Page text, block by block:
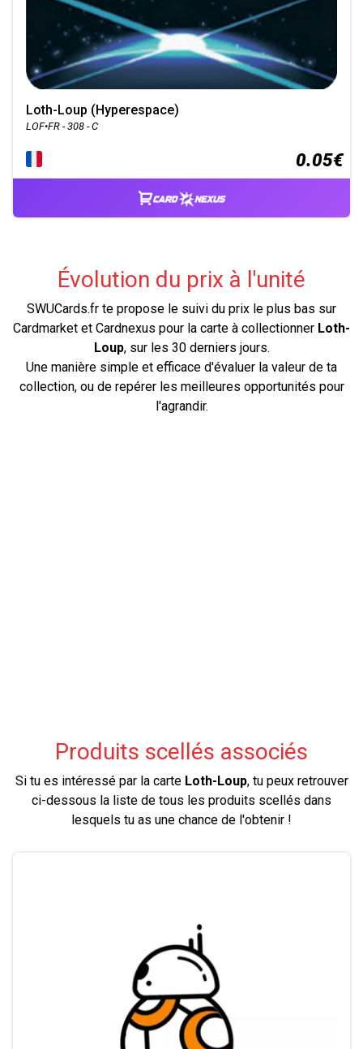
Loth-Loup (Hyperespace)
LOF•FR - 308 - C
0.05€
Évolution du prix à l'unité
SWUCards.fr te propose le suivi du prix le plus bas sur
Cardmarket et Cardnexus pour la carte à collectionner Loth-
Loup, sur les 30 derniers jours.
Une manière simple et efficace d'évaluer la valeur de ta
collection, ou de repérer les meilleures opportunités pour
l'agrandir.
Produits scellés associés
Si tu es intéressé par la carte Loth-Loup, tu peux retrouver
ci-dessous la liste de tous les produits scellés dans
lesquels tu as une chance de l'obtenir !